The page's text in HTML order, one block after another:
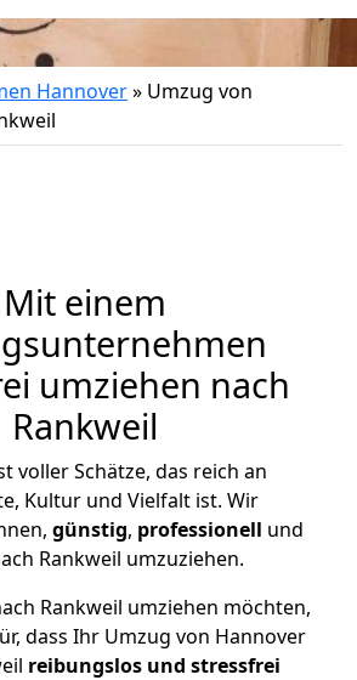
Hannover» Umzug von
Mit einem
umziehen nach
Rankweil
voller Schätze, das reich an
Kultur und Vielfalt ist. Wir
günstig, professionell und
Rankweil umzuziehen.
Rankweil umziehen möchten,
dass Ihr Umzug von Hannover
reibungslos und stressfrei